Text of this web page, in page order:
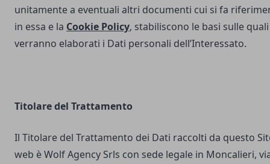
unitamente a eventuali altri documenti cui si fa
in essa e la Cookie Policy, stabiliscono le basi sulle quali
verranno elaborati i Dati personali dell’Interessato.
Titolare del Trattamento
Il Titolare del Trattamento dei Dati raccolti da questo
web è Wolf Agency Srls con sede legale in Moncalieri,